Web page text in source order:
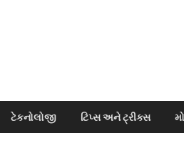
ટેકનોલોજી ટિપ્સ અને ટ્રીક્સ